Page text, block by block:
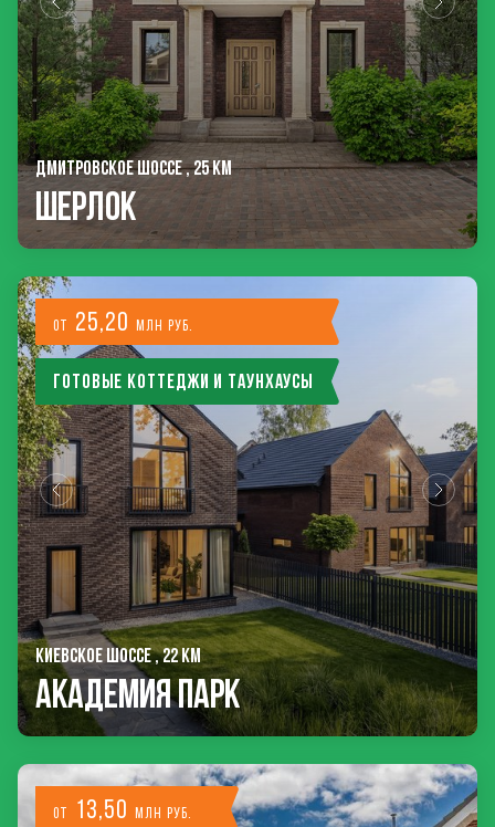
ДМИТРОВСКОЕ ШОССЕ , 25 КМ
Шерлок
от 25,20 млн руб.
Готовые коттеджи и таунхаусы
КИЕВСКОЕ ШОССЕ , 22 КМ
Академия Парк
от 13,50 млн руб.